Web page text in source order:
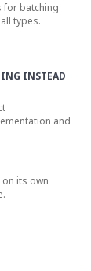
for batching
types.
INSTEAD
and
its own